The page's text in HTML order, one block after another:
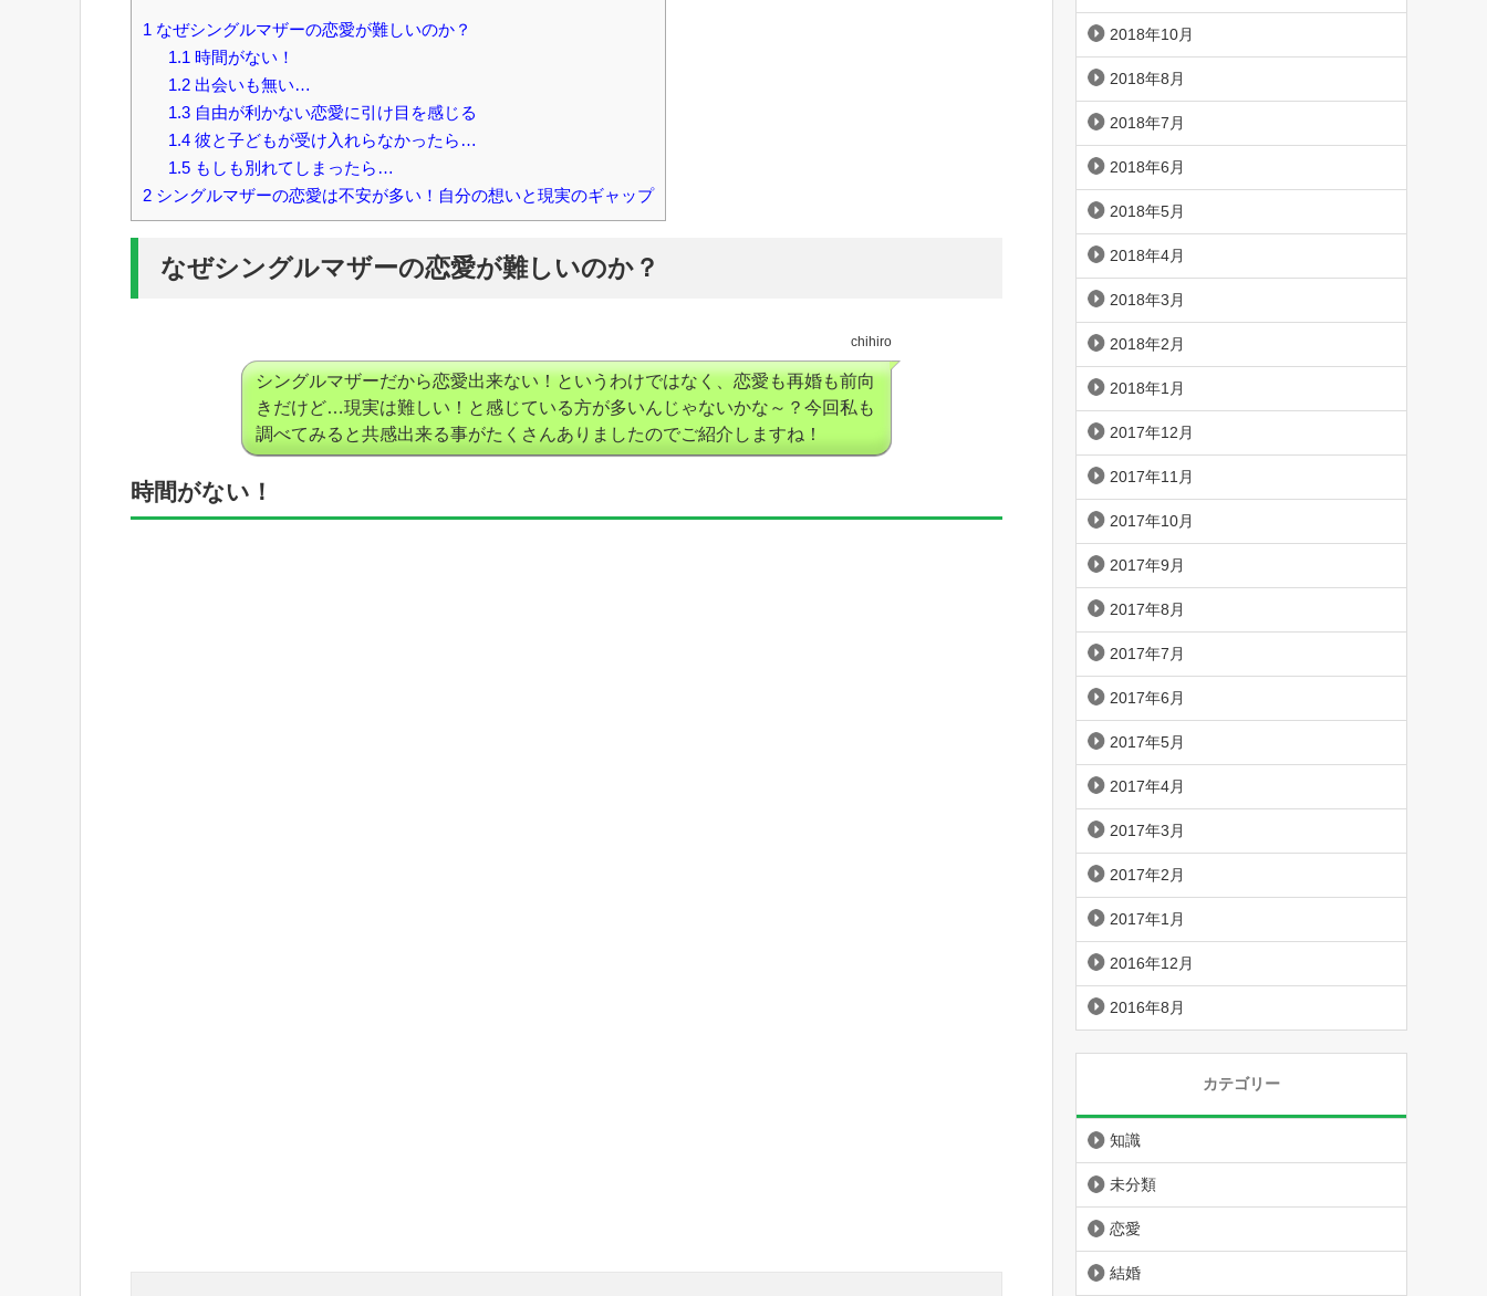
1 なぜシングルマザーの恋愛が難しいのか？
1.1 時間がない！
1.2出会いも無い…
1.3自由が利かない恋愛に引け目を感じる
1.4彼と子どもが受け入れらなかったら…
1.5もしも別れてしまったら…
2 シングルマザーの恋愛は不安が多い！自分の想いと現実のギャップ
なぜシングルマザーの恋愛が難しいのか？
chihiro
シングルマザーだから恋愛出来ない！というわけではなく、恋愛も再婚も前向
きだけど…現実は難しい！と感じている方が多いんじゃないかな～？今回私も
調べてみると共感出来る事がたくさんありましたのでご紹介しますね！
時間がない！
2018年10月
2018年8月
2018年7月
2018年6月
2018年5月
2018年4月
2018年3月
2018年2月
2018年1月
2017年12月
2017年11月
2017年10月
2017年9月
2017年8月
2017年7月
2017年6月
2017年5月
2017年4月
2017年3月
2017年2月
2017年1月
2016年12月
2016年8月
カテゴリー
知識
未分類
恋愛
結婚